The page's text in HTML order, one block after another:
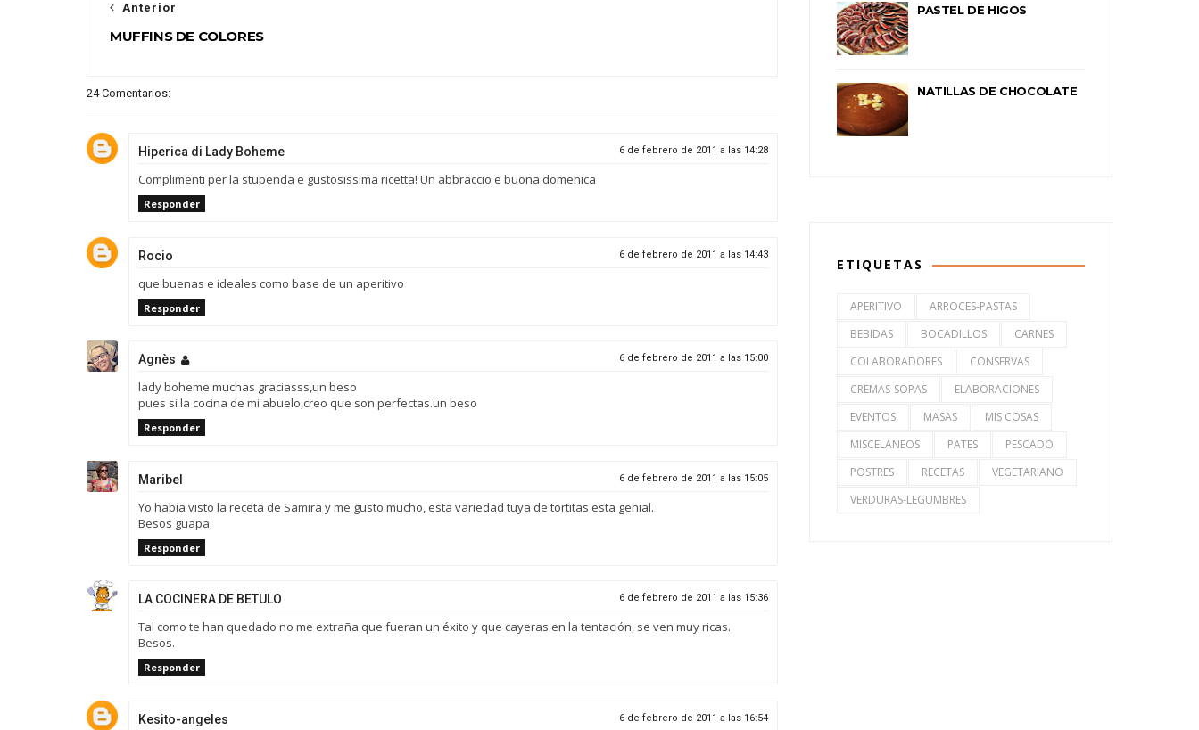
Anterior
MUFFINS DE COLORES
24 Comentarios:
Hiperica di Lady Boheme 6 de febrero de 2011 a las 14:28
Complimenti per la stupenda e gustosissima ricetta! Un abbraccio e buona domenica
Responder
Rocio 6 de febrero de 2011 a las 14:43
que buenas e ideales como base de un aperitivo
Responder
Agnès 6 de febrero de 2011 a las 15:00
lady boheme muchas graciasss,un beso
pues si la cocina de mi abuelo,creo que son perfectas.un beso
Responder
Maribel 6 de febrero de 2011 a las 15:05
Yo había visto la receta de Samira y me gusto mucho, esta variedad tuya de tortitas esta genial.
Besos guapa
Responder
LA COCINERA DE BETULO 6 de febrero de 2011 a las 15:36
Tal como te han quedado no me extraña que fueran un éxito y que cayeras en la tentación, se ven muy ricas.
Besos.
Responder
Kesito-angeles 6 de febrero de 2011 a las 16:54
PASTEL DE HIGOS
NATILLAS DE CHOCOLATE
ETIQUETAS
APERITIVO
ARROCES-PASTAS
BEBIDAS
BOCADILLOS
CARNES
COLABORADORES
CONSERVAS
CREMAS-SOPAS
ELABORACIONES
EVENTOS
MASAS
MIS COSAS
MISCELANEOS
PATES
PESCADO
POSTRES
RECETAS
VEGETARIANO
VERDURAS-LEGUMBRES